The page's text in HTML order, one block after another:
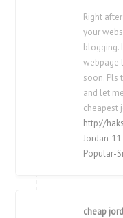
Right
your
blogging.
webpage
soon. Pls
and let
cheapest
http://
Jordan-
Popular-
cheap